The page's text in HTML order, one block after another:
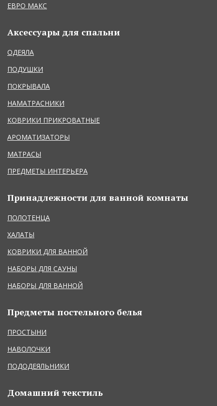
ЕВРО МАКС
Аксессуары для спальни
ОДЕЯЛА
ПОДУШКИ
ПОКРЫВАЛА
НАМАТРАСНИКИ
КОВРИКИ ПРИКРОВАТНЫЕ
АРОМАТИЗАТОРЫ
МАТРАСЫ
ПРЕДМЕТЫ ИНТЕРЬЕРА
Принадлежности для ванной комнаты
ПОЛОТЕНЦА
ХАЛАТЫ
КОВРИКИ ДЛЯ ВАННОЙ
НАБОРЫ ДЛЯ САУНЫ
НАБОРЫ ДЛЯ ВАННОЙ
Предметы постельного белья
ПРОСТЫНИ
НАВОЛОЧКИ
ПОДОДЕЯЛЬНИКИ
Домашний текстиль